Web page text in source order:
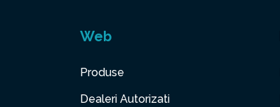
Web
Produse
Dealeri Autorizati